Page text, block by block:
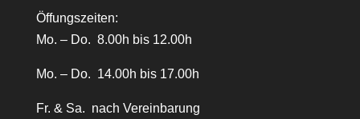
Öffungszeiten:
Mo. – Do. 8.00h bis 12.00h
Mo. – Do. 14.00h bis 17.00h
Fr. & Sa. nach Vereinbarung